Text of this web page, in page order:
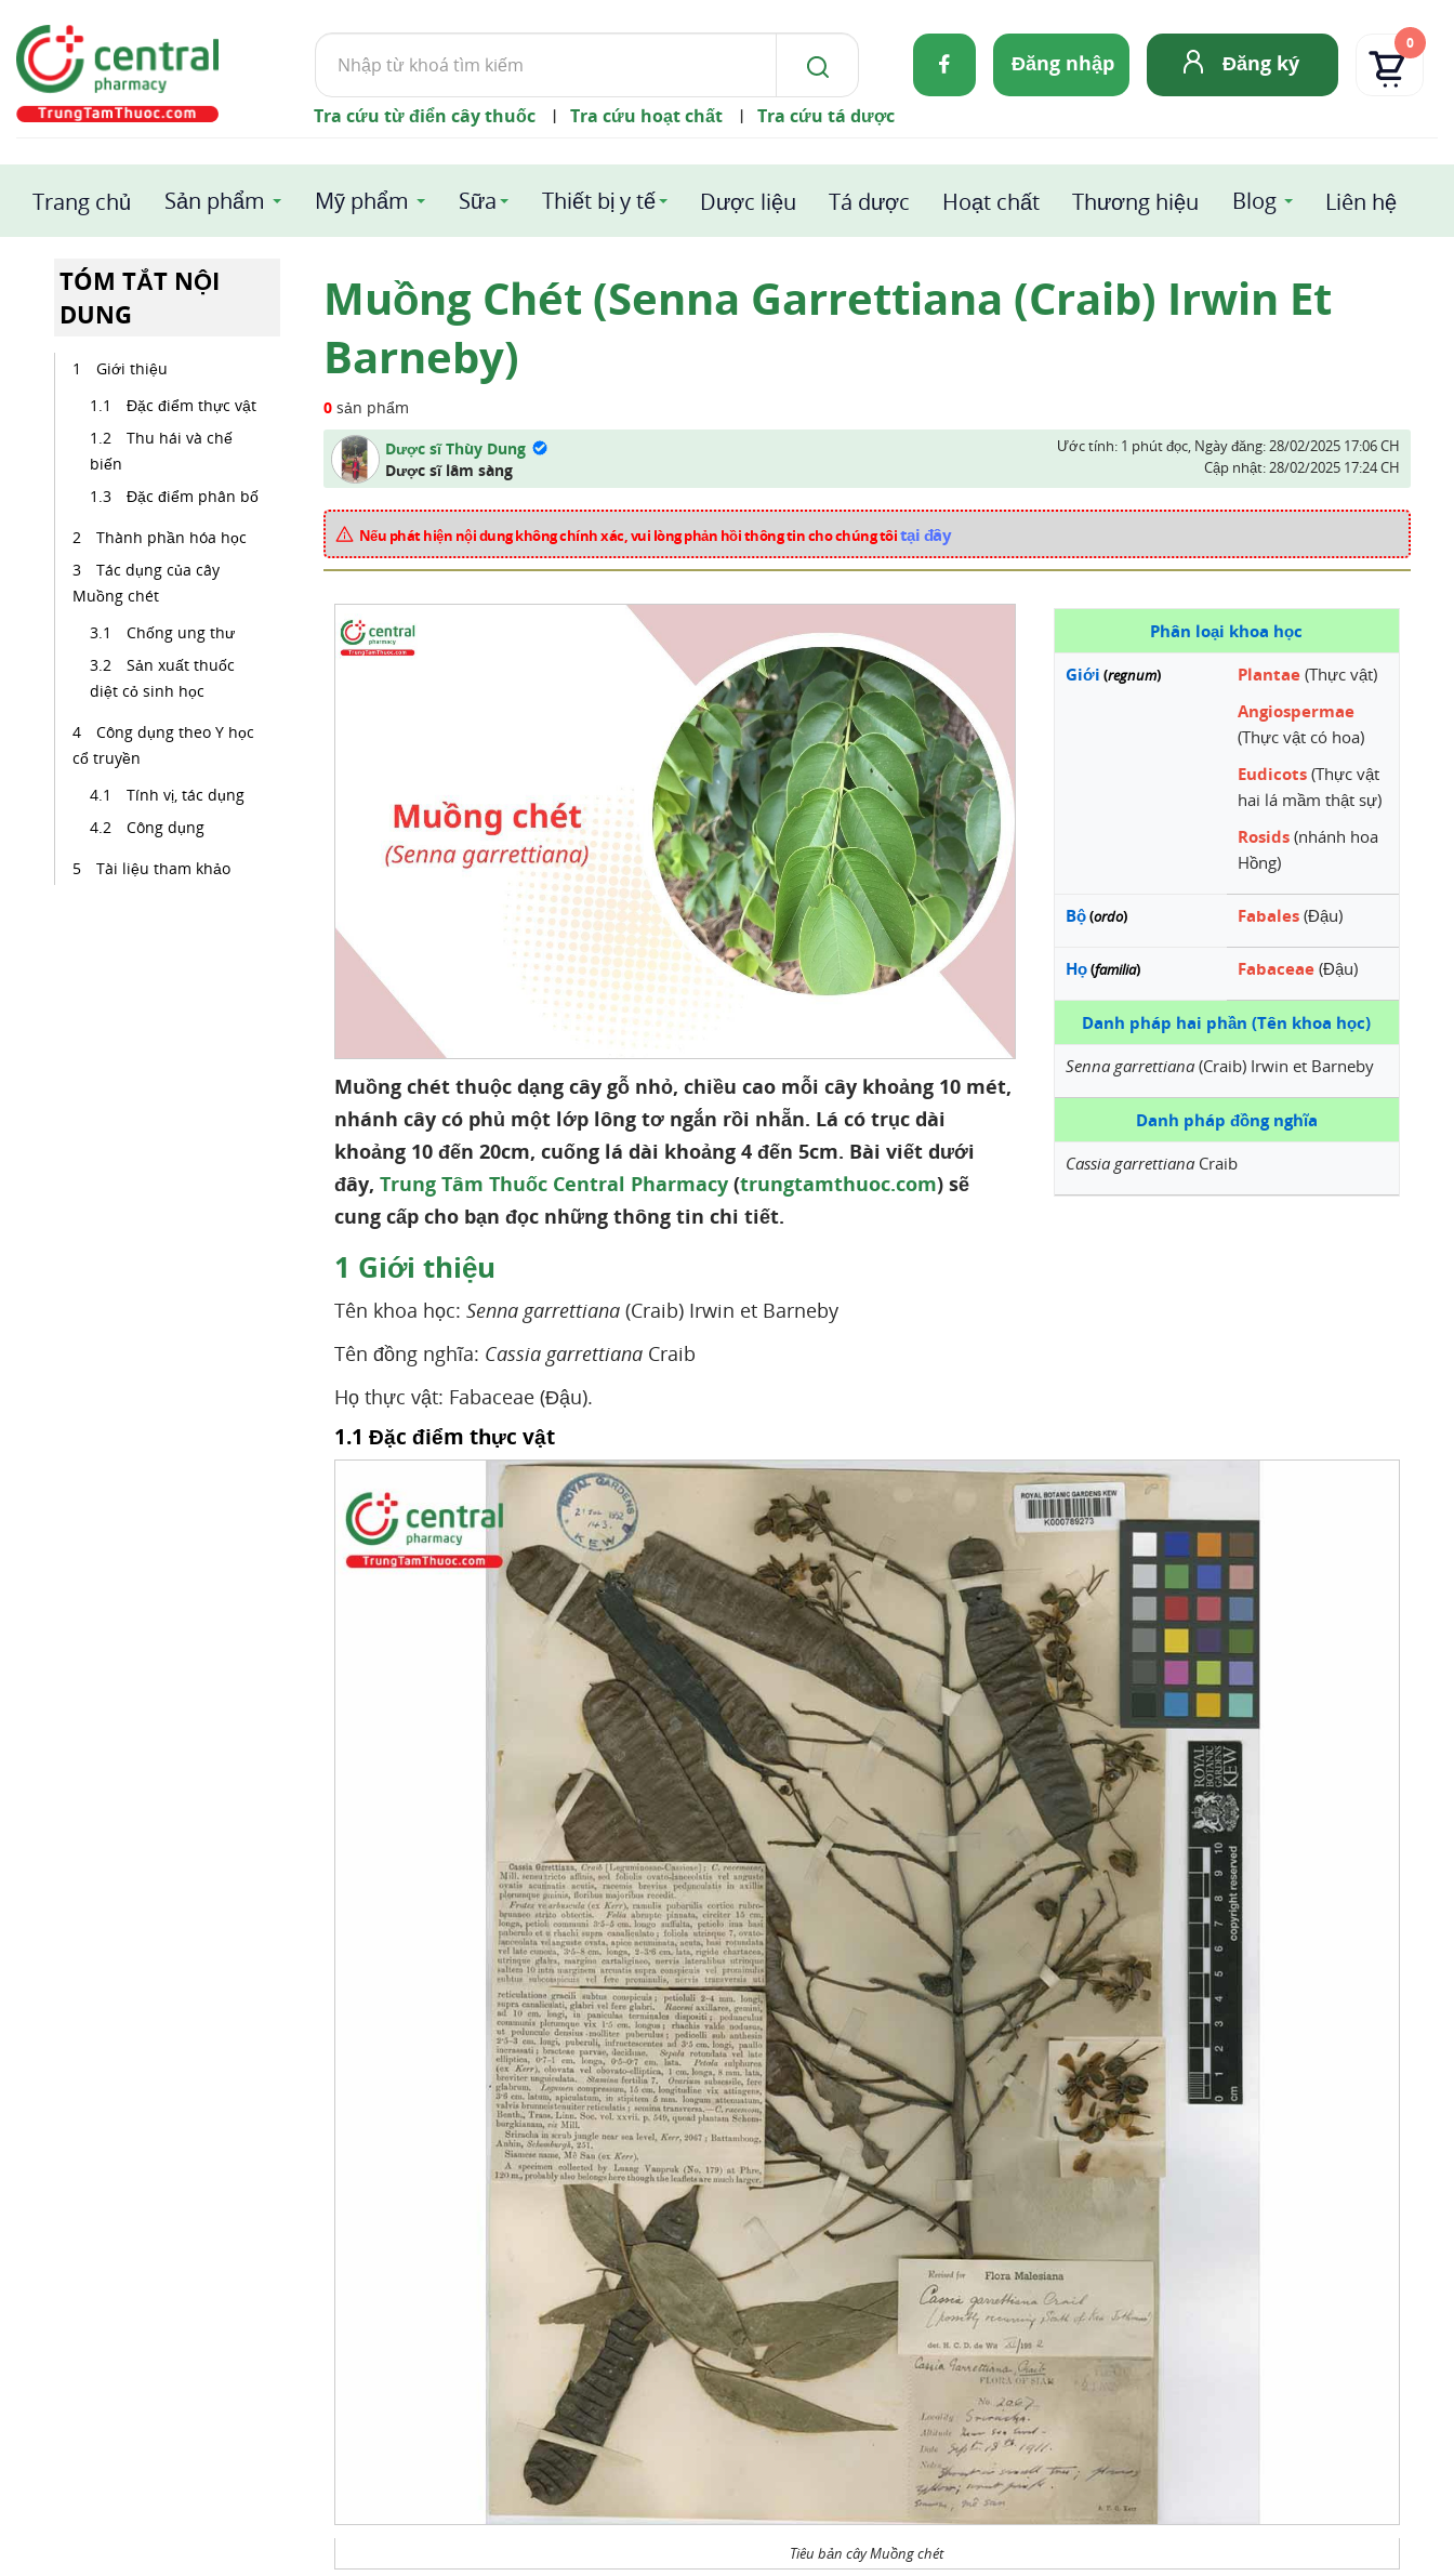
Tìm
kiếm
Đăng nhập Đăng ký
0
Tra cứu từ điển cây thuốc | Tra cứu hoạt chất | Tra cứu tá dược
Trang chủ Sản phẩm Mỹ phẩm Sữa Thiết bị y tế Dược liệu Tá dược Hoạt chất Thương hiệu Blog Liên hệ
TÓM TẮT NỘI
DUNG
Giới thiệu
Đặc điểm thực vật
Thu hái và chế
biến
Đặc điểm phân bố
Thành phần hóa học
Tác dụng của cây
Muồng chét
Chống ung thư
Sản xuất thuốc
diệt cỏ sinh học
Công dụng theo Y học
cổ truyền
Tính vị, tác dụng
Công dụng
Tài liệu tham khảo
Muồng Chét (Senna Garrettiana (Craib) Irwin Et
Barneby)
0sản phẩm
Dược sĩ Thùy Dung
Dược sĩ lâm sàng
Ước tính: 1 phút đọc, Ngày đăng:28/02/2025 17:06 CH
Cập nhật:28/02/2025 17:24 CH
Nếu phát hiện nội dung không chính xác, vui lòng phản hồi thông tin cho chúng tôitại đây
Phân loại khoa học
Giới (regnum) Plantae (Thực vật)
Angiospermae
(Thực vật có hoa)
Eudicots (Thực vật
hai lá mầm thật sự)
Rosids (nhánh hoa
Hồng)
Bộ(ordo) Fabales (Đậu)
Họ(familia) Fabaceae(Đậu)
Danh pháp hai phần (Tên khoa học)
Senna garrettiana(Craib) Irwin et Barneby
Danh pháp đồng nghĩa
Cassia garrettiana Craib
Muồng chét thuộc dạng cây gỗ nhỏ, chiều cao mỗi cây khoảng 10 mét,
nhánh cây có phủ một lớp lông tơ ngắn rồi nhẵn. Lá có trục dài
khoảng 10 đến 20cm, cuống lá dài khoảng 4 đến 5cm. Bài viết dưới
đây, Trung Tâm Thuốc Central Pharmacy(trungtamthuoc.com) sẽ
cung cấp cho bạn đọc những thông tin chi tiết.
1 Giới thiệu
Tên khoa học: Senna garrettiana(Craib) Irwin et Barneby
Tên đồng nghĩa: Cassia garrettiana Craib
Họ thực vật: Fabaceae (Đậu).
1.1 Đặc điểm thực vật
Tiêu bản cây Muồng chét